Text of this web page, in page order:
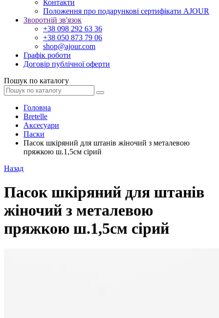
Контакти
Положення про подарункові сертифікати AJOUR
Зворотній зв'язок
+38 098 292 63 36
+38 050 873 79 06
shop@ajour.com
Графік роботи
Договір публічної оферти
Пошук по каталогу
Головна
Bretelle
Аксесуари
Паски
Пасок шкіряний для штанів жіночий з металевою
пряжкою ш.1,5см сірий
Назад
Пасок шкіряний для штанів
жіночий з металевою
пряжкою ш.1,5см сірий